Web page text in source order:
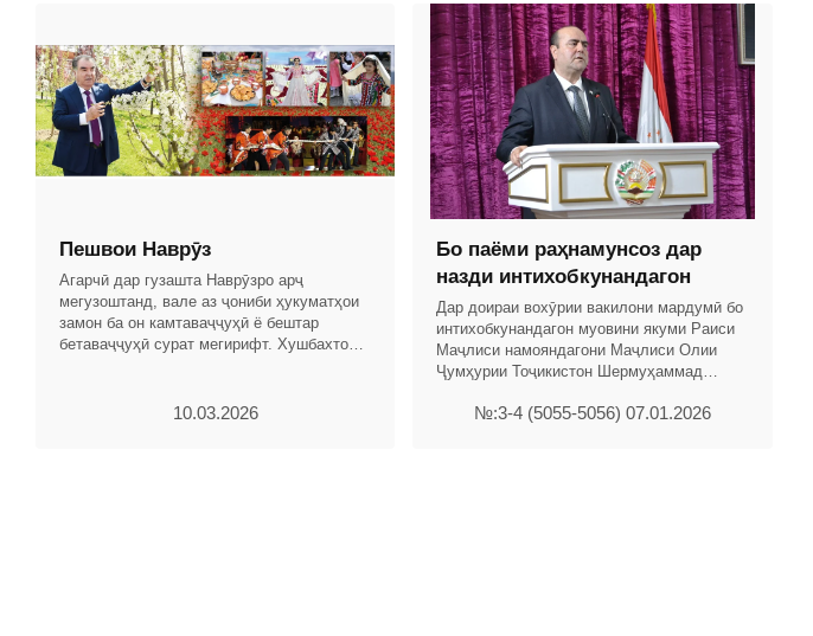
Пешвои Наврӯз
Агарчӣ дар гузашта Наврӯзро арҷ
мегузоштанд, вале аз ҷониби ҳукуматҳои
замон ба он камтаваҷҷуҳӣ ё бештар
бетаваҷҷуҳӣ сурат мегирифт. Хушбахтона,
10.03.2026
Бо паёми раҳнамунсоз дар
назди интихобкунандагон
Дар доираи вохӯрии вакилони мардумӣ бо
интихобкунандагон муовини якуми Раиси
Маҷлиси намояндагони Маҷлиси Олии
Ҷумҳурии Тоҷикис­тон Шермуҳаммад
Фарзона Хоҷазода
№:3-4 (5055-5056) 07.01.2026